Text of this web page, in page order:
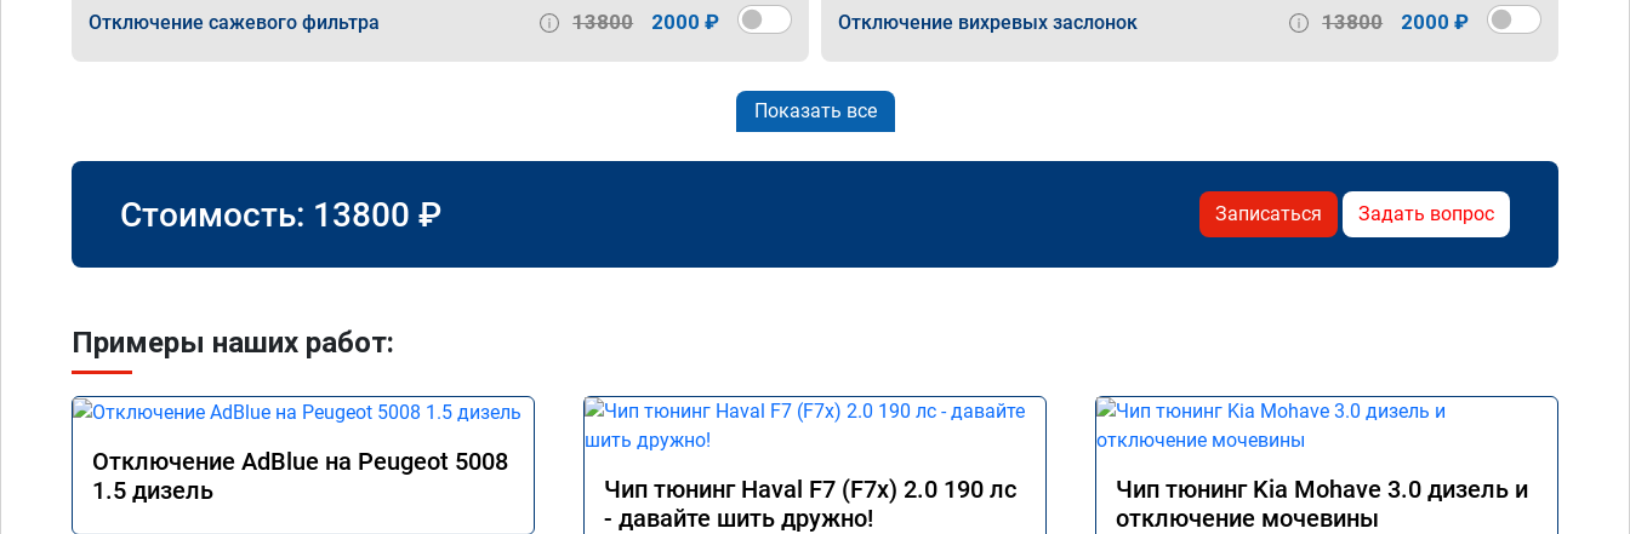
Отключение сажевого фильтра 13800 2000 ₽ Отключение вихревых заслонок 13800 2000 ₽
Показать все
Стоимость: 13800 ₽ Записаться Задать вопрос
Примеры наших работ:
Отключение AdBlue на Peugeot 5008
1.5 дизель
Чип тюнинг Haval F7 (F7x) 2.0 190 лс
- давайте шить дружно!
Чип тюнинг Kia Mohave 3.0 дизель и
отключение мочевины